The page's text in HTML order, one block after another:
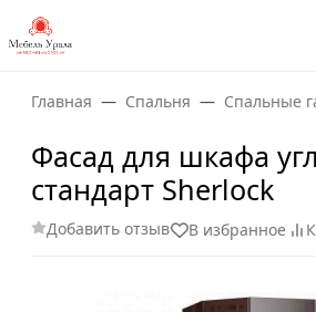
Главная Спальня Спальные
Фасад для шкафа
стандарт Sherlock
Добавить отзыв В избранное